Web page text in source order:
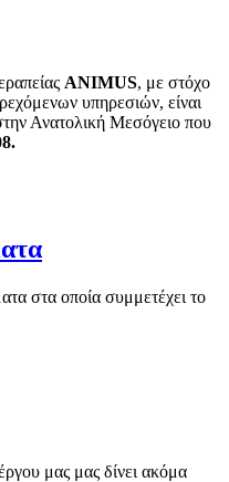
ANIMUS, με στόχο
υπηρεσιών, είναι
Ανατολική Μεσόγειο που
στα οποία συμμετέχει το
μας μας δίνει ακόμα